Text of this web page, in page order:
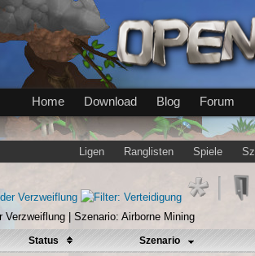
Home Download Blog Forum
Ligen Ranglisten Spiele
Verzweiflung | Szenario: Airborne Mining
Status Szenario